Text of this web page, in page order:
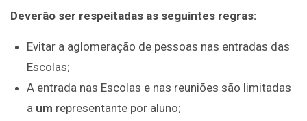
Deverão ser respeitadas as seguintes regras:
Evitar a aglomeração de pessoas nas entradas das
Escolas;
A entrada nas Escolas e nas reuniões são limitadas
a um representante por aluno;